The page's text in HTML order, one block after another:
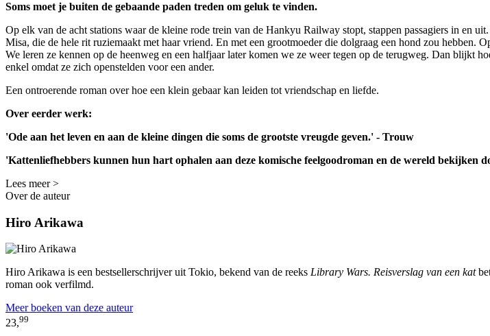
Soms moet je buiten de gebaande paden treden om geluk te vinden.
Op elk van de acht stations waar de kleine rode trein van de Hankyu Railway stopt, stappen passagiers in en
Misa, die de hele rit ruziemaakt met haar vriend. En met een grootmoeder die dolgraag een hond zou hebben.
We leren ze kennen op de heenweg en een halfjaar later komen we ze weer tegen op de terugweg. Dan blijkt
enkel omdat ze zich openstelden voor een ander.
Een ontroerende roman over hoe een klein gebaar kan leiden tot vriendschap en liefde.
Over eerder werk:
'Ode aan het leven en aan de kleine dingen die soms de grootste vreugde geven.' - Trouw
'Kattenliefhebbers kunnen hun hart ophalen aan deze komische feelgoodroman en de wereld bekijken
Lees meer >
Over de auteur
Hiro Arikawa
Hiro Arikawa is een bestsellerschrijver uit Tokio, bekend van de reeks Library Wars. Reisverslag van een kat
roman ook verfilmd.
Meer boeken van deze auteur
23,99